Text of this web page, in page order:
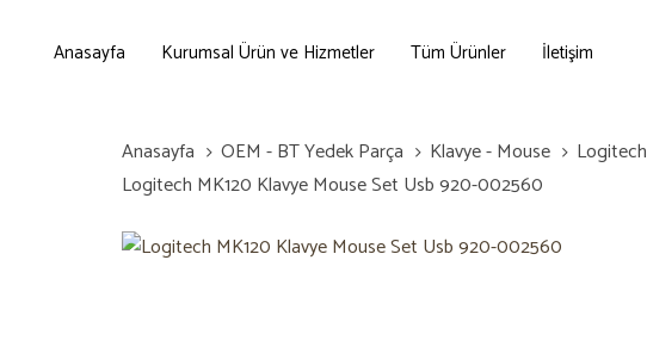
Anasayfa Kurumsal Ürün ve Hizmetler Tüm Ürünler İletişim
Anasayfa OEM - BT Yedek Parça Klavye - Mouse
Logitech
Logitech MK120 Klavye Mouse Set Usb 920-002560